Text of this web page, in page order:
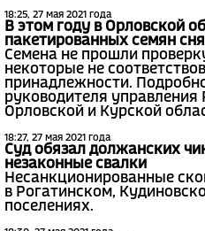
18:25, 27 мая 2021 года
В этом году в Орловской
пакетированных семян
Семена не прошли
некоторые не
принадлежности.
руководителя управления
Орловской и Курской
18:27, 27 мая 2021 года
Суд обязал должанских
незаконные свалки
Несанкционированные
в Рогатинском,
поселениях.